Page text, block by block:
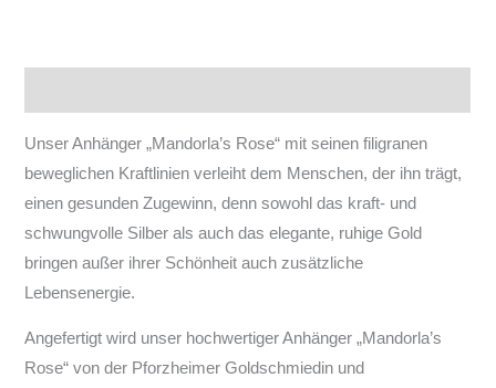
Unser Anhänger „Mandorla’s Rose“ mit seinen filigranen
beweglichen Kraftlinien verleiht dem Menschen, der ihn trägt,
einen gesunden Zugewinn, denn sowohl das kraft- und
schwungvolle Silber als auch das elegante, ruhige Gold
bringen außer ihrer Schönheit auch zusätzliche
Lebensenergie.
Angefertigt wird unser hochwertiger Anhänger „Mandorla’s
Rose“ von der Pforzheimer Goldschmiedin und